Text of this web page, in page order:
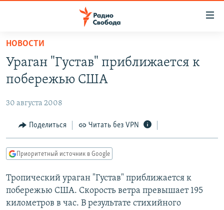
упрощенного
доступа
Вернуться
основному
Вернутся
главной
навигации
Вернутся
поиску
ПРОГРАММЫ
ПОДКАСТЫ
АВТОРСКИЕ ПРОЕКТЫ
ЦИТАТЫ СВОБОДЫ
МНЕНИЯ
IDEL.РЕАЛИИ
КАВКАЗ.РЕАЛИИ
СЕВЕР.РЕАЛИИ
НОВОСТИ
Ураган "Густав" приближается к
побережью США
30 августа 2008
Поделиться Читать без VPN
Приоритетный источник в Google
Тропический ураган "Густав" приближается к
побережью США. Скорость ветра превышает 195
километров в час. В результате стихийного